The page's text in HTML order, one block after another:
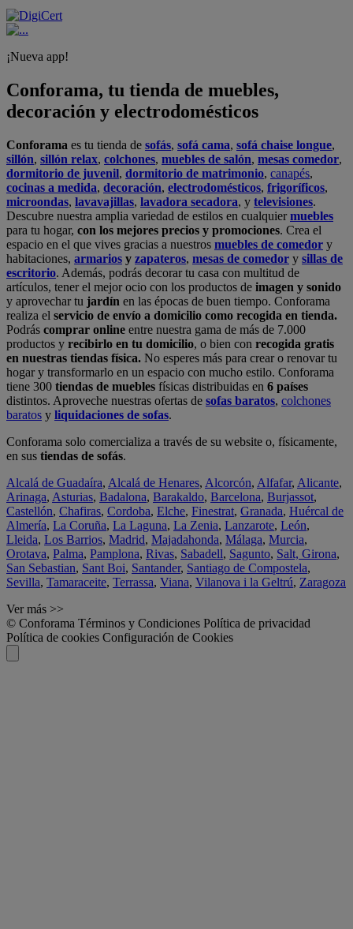
¡Nueva app!
Conforama, tu tienda de muebles,
decoración y electrodomésticos
Conforama es tu tienda de sofás, sofá cama, sofá chaise longue,
sillón, sillón relax, colchones, muebles de salón, mesas comedor,
dormitorio de juvenil, dormitorio de matrimonio, canapés,
cocinas a medida, decoración, electrodomésticos, frigoríficos,
microondas, lavavajillas, lavadora secadora, y televisiones.
Descubre nuestra amplia variedad de estilos en cualquiermuebles
para tu hogar, con los mejores precios y promociones. Crea el
espacio en el que vives gracias a nuestros muebles de comedor y
habitaciones, armarios y zapateros, mesas de comedor y sillas de
escritorio. Además, podrás decorar tu casa con multitud de
artículos, tener el mejor ocio con los productos de imagen y sonido
y aprovechar tu jardín en las épocas de buen tiempo. Conforama
realiza el servicio de envío a domicilio como recogida en tienda.
Podrás comprar online entre nuestra gama de más de 7.000
productos y recibirlo en tu domicilio, o bien con recogida gratis
en nuestras tiendas física. No esperes más para crear o renovar tu
hogar y transformarlo en un espacio con mucho estilo. Conforama
tiene 300 tiendas de muebles físicas distribuidas en 6 países
distintos. Aproveche nuestras ofertas de sofas baratos, colchones
baratos y liquidaciones de sofas.
Conforama solo comercializa a través de su website o, físicamente,
en sus tiendas de sofás.
Alcalá de Guadaíra, Alcalá de Henares, Alcorcón, Alfafar, Alicante,
Arinaga, Asturias, Badalona, Barakaldo, Barcelona, Burjassot,
Castellón, Chafiras, Cordoba, Elche, Finestrat, Granada, Huércal de
Almería, La Coruña, La Laguna, La Zenia, Lanzarote, León,
Lleida, Los Barrios, Madrid, Majadahonda, Málaga, Murcia,
Orotava, Palma, Pamplona, Rivas, Sabadell, Sagunto, Salt, Girona,
San Sebastian, Sant Boi, Santander, Santiago de Compostela,
Sevilla, Tamaraceite, Terrassa, Viana, Vilanova i la Geltrú, Zaragoza
Ver más >>
© Conforama Términos y Condiciones Política de privacidad
Política de cookies Configuración de Cookies